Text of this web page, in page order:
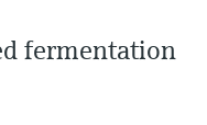
fermentation